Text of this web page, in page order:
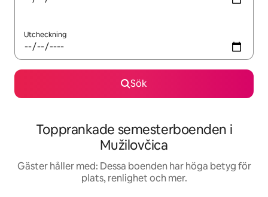
Utcheckning
Sök
Topprankade semesterboenden i
Mužilovčica
Gäster håller med: Dessa boenden har höga betyg för
plats, renlighet och mer.